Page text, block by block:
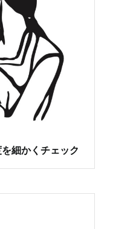
細かくチェック